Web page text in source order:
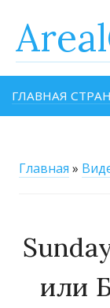
ГЛАВНАЯ
Главная »
или